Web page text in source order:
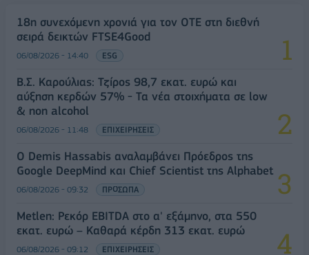
18η συνεχόμενη χρονιά για τον ΟΤΕ στη διεθνή
σειρά δεικτών FTSE4Good
06/08/2026 - 14:40 ESG
Β.Σ. Καρούλιας: Τζίρος 98,7 εκατ. ευρώ και
αύξηση κερδών 57% - Τα νέα στοιχήματα σε low
& non alcohol
06/08/2026 - 11:48 ΕΠΙΧΕΙΡΗΣΕΙΣ
Ο Demis Hassabis αναλαμβάνει Πρόεδρος της
Google DeepMind και Chief Scientist της Alphabet
06/08/2026 - 09:32 ΠΡΟΣΩΠΑ
Metlen: Ρεκόρ EBITDA στο α' εξάμηνο, στα 550
εκατ. ευρώ – Καθαρά κέρδη 313 εκατ. ευρώ
06/08/2026 - 09:12 ΕΠΙΧΕΙΡΗΣΕΙΣ